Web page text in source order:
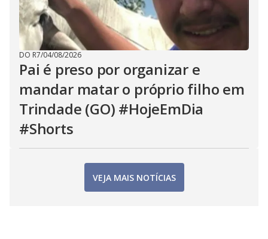
DO R7/04/08/2026
Pai é preso por organizar e
mandar matar o próprio filho em
Trindade (GO) #HojeEmDia
#Shorts
VEJA MAIS NOTÍCIAS